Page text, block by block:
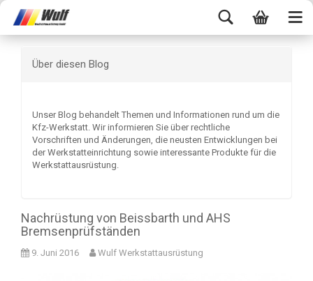
Über diesen Blog
Unser Blog behandelt Themen und Informationen rund um die
Kfz-Werkstatt. Wir informieren Sie über rechtliche
Vorschriften und Änderungen, die neusten Entwicklungen bei
der Werkstatteinrichtung sowie interessante Produkte für die
Werkstattausrüstung.
Nachrüstung von Beissbarth und AHS
Bremsenprüfständen
9. Juni 2016 Wulf Werkstattausrüstung